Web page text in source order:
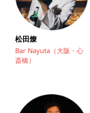
松田燎
Bar Nayuta（大阪・心
斎橋）